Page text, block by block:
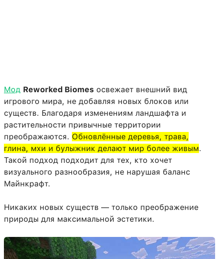
Мод Reworked Biomes освежает внешний вид
игрового мира, не добавляя новых блоков или
существ. Благодаря изменениям ландшафта и
растительности привычные территории
преображаются. Обновлённые деревья, трава,
глина, мхи и булыжник делают мир более живым.
Такой подход подходит для тех, кто хочет
визуального разнообразия, не нарушая баланс
Майнкрафт.
Никаких новых существ — только преображение
природы для максимальной эстетики.